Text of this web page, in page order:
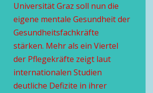
Universität Graz soll nun die
eigene mentale Gesundheit der
Gesundheitsfachkräfte
stärken. Mehr als ein Viertel
der Pflegekräfte zeigt laut
internationalen Studien
deutliche Defizite in ihrer